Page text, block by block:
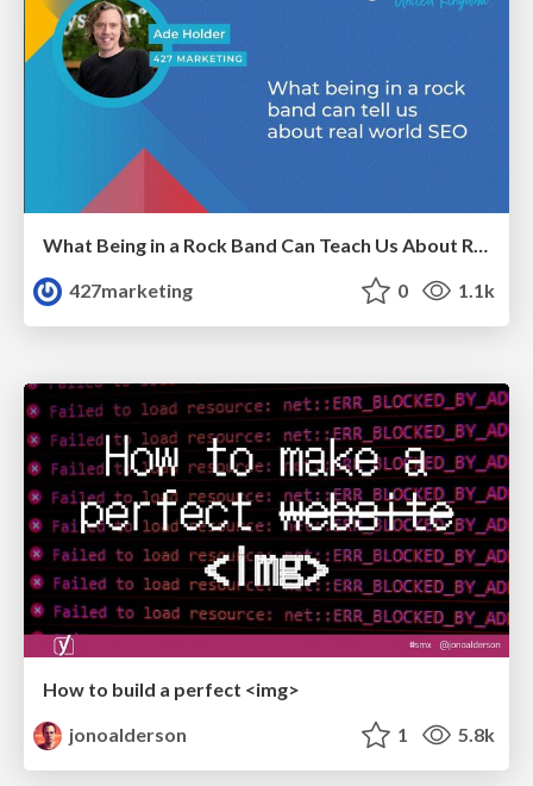
What Being in a Rock Band Can Teach Us About Real World SEO
427marketing
0 1.1k
How to build a perfect <img>
jonoalderson
1 5.8k